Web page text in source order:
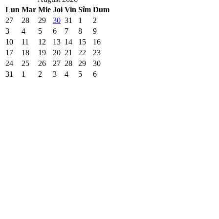
Lun Mar Mie Joi Vin Sîm Dum
27
28 29 30 31 1
2
3
4 5 6 7 8
9
10
11 12 13 14 15
16
17
18 19 20 21 22
23
24
25 26 27 28 29
30
31
1 2 3 4 5 6